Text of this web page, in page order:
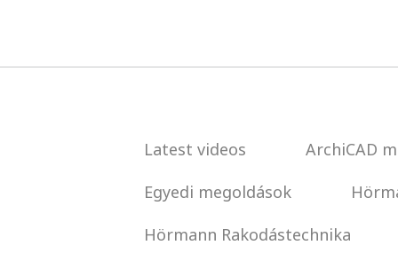
Latest videos
ArchiCAD
Egyedi megoldások
Hörmann Rakodástechnika